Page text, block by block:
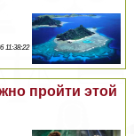
11:38:22
пройти этой